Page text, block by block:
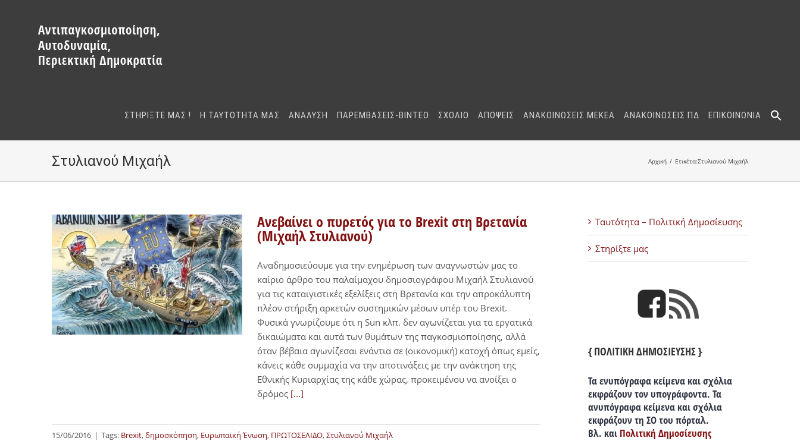
περιεχόμενο
ΣΤΗΡΙΞΤΕ ΜΑΣ ! Η ΤΑΥΤΟΤΗΤΑ ΜΑΣ ΑΝΑΛΥΣΗ ΠΑΡΕΜΒΑΣΕΙΣ-BINTEO ΣΧΟΛΙΟ ΑΠΟΨΕΙΣ ΑΝΑΚΟΙΝΩΣΕΙΣ ΜΕΚΕΑ ΑΝΑΚΟΙΝΩΣΕΙΣ ΠΔ ΕΠΙΚΟΙΝΩΝΙΑ
Στυλιανού Μιχαήλ Αρχική Ετικέτα:Στυλιανού Μιχαήλ
Ανεβαίνει ο πυρετός για το Brexit στη Βρετανία
(Μιχαήλ Στυλιανού)
Αναδημοσιεύουμε για την ενημέρωση των αναγνωστών μας το
καίριο άρθρο του παλαίμαχου δημοσιογράφου Μιχαήλ Στυλιανού
για τις καταιγιστικές εξελίξεις στη Βρετανία και την απροκάλυπτη
πλέον στήριξη αρκετών συστημικών μέσων υπέρ του Brexit.
Φυσικά γνωρίζουμε ότι η Sun κλπ. δεν αγωνίζεται για τα εργατικά
δικαιώματα και αυτά των θυμάτων της παγκοσμιοποίησης, αλλά
όταν βέβαια αγωνίζεσαι ενάντια σε (οικονομική) κατοχή όπως εμείς,
κάνεις κάθε συμμαχία να την αποτινάξεις με την ανάκτηση της
Εθνικής Κυριαρχίας της κάθε χώρας, προκειμένου να ανοίξει ο
δρόμος [...]
15/06/2016 | Tags: Brexit,δημοσκόπηση, Ευρωπαϊκή Ένωση, ΠΡΩΤΟΣΕΛΙΔΟ,Στυλιανού Μιχαήλ
Ταυτότητα – Πολιτική Δημοσίευσης
Στηρίξτε μας
{ ΠΟΛΙΤΙΚΗ ΔΗΜΟΣΙΕΥΣΗΣ }
Τα ενυπόγραφα κείμενα και σχόλια
εκφράζουν τον υπογράφοντα. Τα
ανυπόγραφα κείμενα και σχόλια
εκφράζουν τη ΣΟ του πόρταλ.
Βλ. και Πολιτική Δημοσίευσης